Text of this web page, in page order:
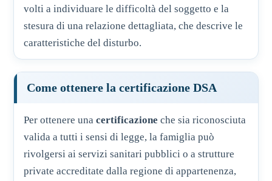
volti a individuare le difficoltà del soggetto e la
stesura di una relazione dettagliata, che descrive le
caratteristiche del disturbo.
Come ottenere la certificazione DSA
Per ottenere una certificazione che sia riconosciuta
valida a tutti i sensi di legge, la famiglia può
rivolgersi ai servizi sanitari pubblici o a strutture
private accreditate dalla regione di appartenenza,